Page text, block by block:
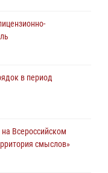
в период
Всероссийском
смыслов»